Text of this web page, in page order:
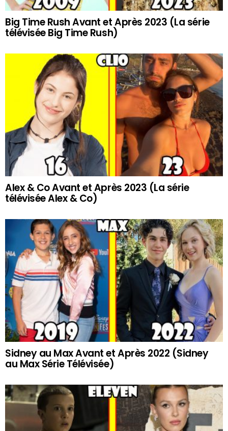
Big Time Rush Avant et Après 2023 (La série
télévisée Big Time Rush)
Alex & Co Avant et Après 2023 (La série
télévisée Alex & Co)
Sidney au Max Avant et Après 2022 (Sidney
au Max Série Télévisée)